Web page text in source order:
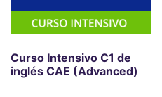
Curso Intensivo C1 de
inglés CAE (Advanced)